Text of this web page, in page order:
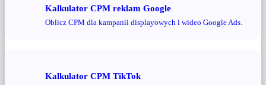
Kalkulator CPM reklam Google
Oblicz CPM dla kampanii displayowych i wideo Google Ads.
Kalkulator CPM TikTok